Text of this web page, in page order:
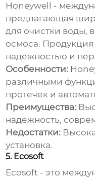
Honeywell -
предлагающая
для очистки воды,
осмоса. Продукция
надежностью и
Особенности:
различными
протечек и
Преимущества:
надежность,
Недостатки:
установка.
5. Ecosoft
Ecosoft - это